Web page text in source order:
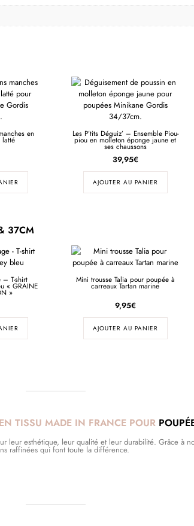
en
latté
Les P’tits Déguiz’ – Ensemble Piou-
piou en molleton éponge jaune et
ses chaussons
39,95€
AJOUTER AU PANIER
37CM
– T-shirt
« GRAINE
»
Mini trousse Talia pour poupée à
carreaux Tartan marine
9,95€
AJOUTER AU PANIER
EN TISSU MADE IN FRANCE POUR
leur esthétique, leur qualité et leur durabilité. Grâce à
raffinées qui font toute la différence.